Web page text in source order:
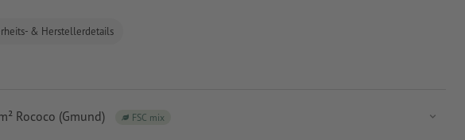
& Herstellerdetails
Rococo (Gmund) FSC mix